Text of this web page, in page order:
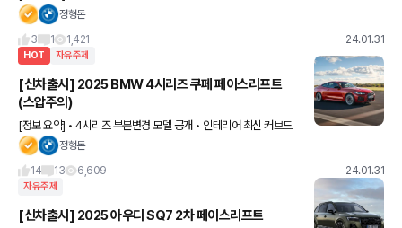
디스플레이 탑재 • iD 8.5 적용 및 신규 기능 탑재 (퀵 셀렉트) • BM
정형돈
3
1 1,421 24.01.31
HOT 자유주제
[신차출시] 2025 BMW 4시리즈 쿠페 페이스리프트
(스압주의)
[정보 요약] • 4시리즈 부분변경 모델 공개 • 인테리어 최신 커브드
디스플레이 탑재 • iD 8.5 적용 및 신규 기능 탑재 (퀵 셀렉트) • BM
정형돈
14
13 6,609 24.01.31
자유주제
[신차출시] 2025 아우디 SQ7 2차 페이스리프트